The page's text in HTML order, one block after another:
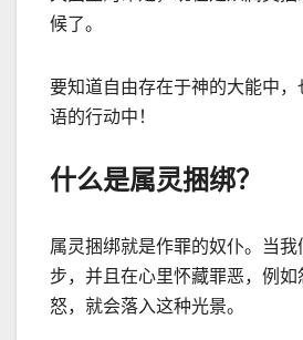
候了。
要知道自由存在于神的大能中
语的行动中！
什么是属灵捆绑？
属灵捆绑就是作罪的奴仆。当我
步，并且在心里怀藏罪恶，例
怒，就会落入这种光景。